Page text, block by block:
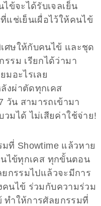
ข้จะได้รับเจลเย็น
แช่เย็นเผื่อไว้ให้คนไข้
ศษให้กับคนไข้ และชุด
รม เรียกได้ว่ามา
มอะไรเลย
งผ่าตัดทุกเคส
วัน สามารถเข้ามา
มได้ ไม่เสียค่าใช้จ่าย!
ที่ Showtime แล้วหาย
นไข้ทุกเคส ทุกขั้นตอน
กรรมไปแล้วจะมีการ
นไข้ ร่วมกับความร่วม
ทำให้การศัลยกรรมที่